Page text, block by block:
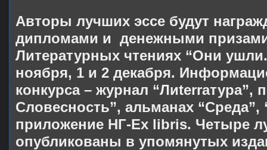
Авторы лучших эссе будут
дипломами и денежными
Литературных чтениях “Они
ноября, 1 и 2 декабря.
конкурса – журнал “Лиterraтура”,
Словесность”, альманах “Среда”,
приложение НГ-Ex libris. Четыре
опубликованы в упомянутых